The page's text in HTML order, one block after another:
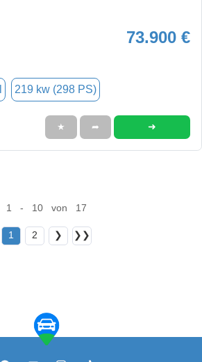
73.900 €
219 kw (298 PS)
★ ➦ ➜
1 - 10 von 17
1 2 ❯ ❯❯